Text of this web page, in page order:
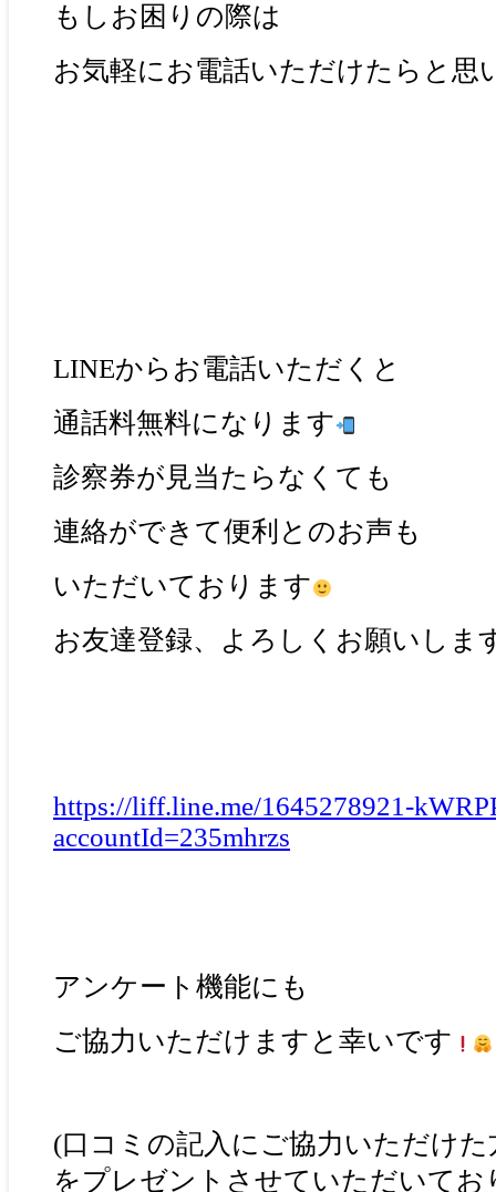
もしお困りの際は
お気軽にお電話いただけたらと思
LINEからお電話いただくと
通話料無料になります
診察券が見当たらなくても
連絡ができて便利とのお声も
いただいております
お友達登録、よろしくお願いしま
https://liff.line.me/1645278921-
accountId=235mhrzs
アンケート機能にも
ご協力いただけますと幸いです
(口コミの記入にご協力いただけ
をプレゼントさせていただいてお